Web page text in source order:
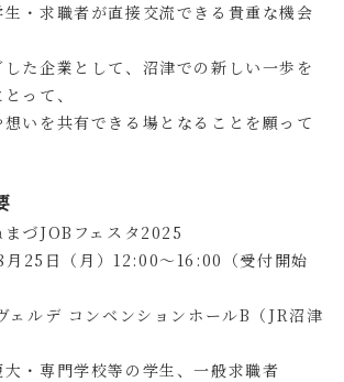
・求職者が直接交流できる貴重な機会
た企業として、沼津での新しい一歩を
って、
いを共有できる場となることを願って
まづJOBフェスタ2025
月25日（月）12:00～16:00（受付開始
ェルデ コンベンションホールB（JR沼津
大・専門学校等の学生、一般求職者